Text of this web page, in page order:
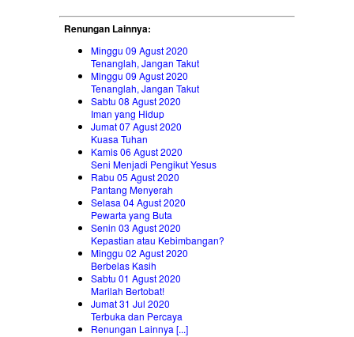
Renungan Lainnya:
Minggu 09 Agust 2020
Tenanglah, Jangan Takut
Minggu 09 Agust 2020
Tenanglah, Jangan Takut
Sabtu 08 Agust 2020
Iman yang Hidup
Jumat 07 Agust 2020
Kuasa Tuhan
Kamis 06 Agust 2020
Seni Menjadi Pengikut Yesus
Rabu 05 Agust 2020
Pantang Menyerah
Selasa 04 Agust 2020
Pewarta yang Buta
Senin 03 Agust 2020
Kepastian atau Kebimbangan?
Minggu 02 Agust 2020
Berbelas Kasih
Sabtu 01 Agust 2020
Marilah Bertobat!
Jumat 31 Jul 2020
Terbuka dan Percaya
Renungan Lainnya [...]